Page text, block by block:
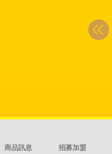
商品訊息 招募加盟